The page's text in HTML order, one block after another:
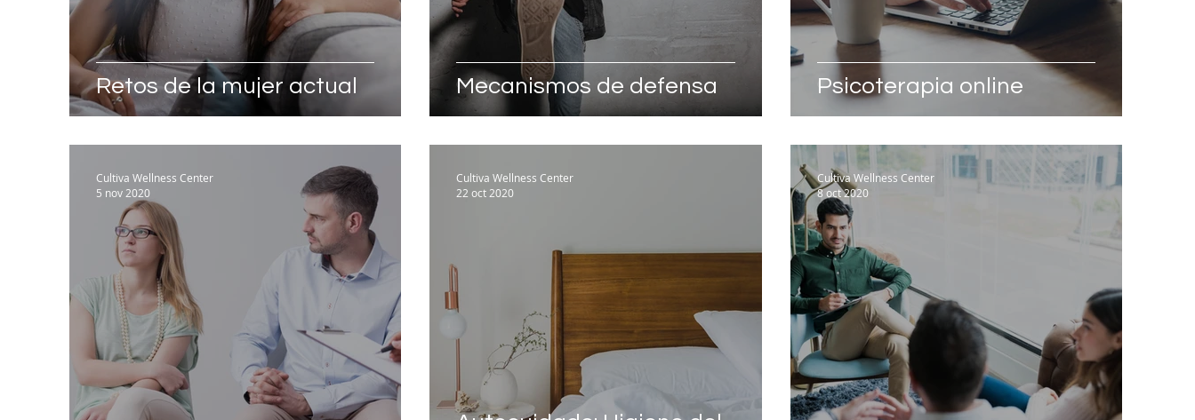
Retos de la mujer actual Mecanismos de defensa Psicoterapia online
Cultiva Wellness Center
5 nov 2020
Cultiva Wellness Center
22 oct 2020
Cultiva Wellness Center
8 oct 2020